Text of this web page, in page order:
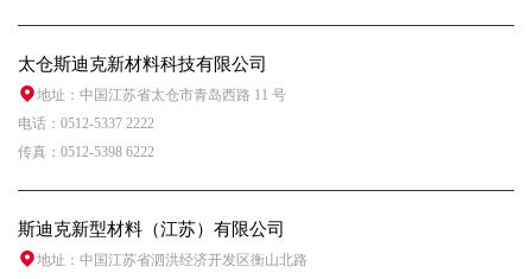
太仓斯迪克新材料科技有限公司
地址：中国江苏省太仓市青岛西路 11 号
电话：0512-5337 2222
传真：0512-5398 6222
斯迪克新型材料（江苏）有限公司
地址：中国江苏省泗洪经济开发区衡山北路